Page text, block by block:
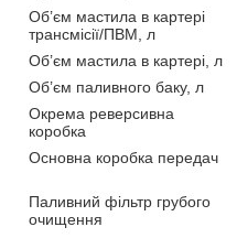
Об’єм мастила в картері
трансмісії/ПВМ, л
Об’єм мастила в картері, л
Об’єм паливного баку, л
Окрема реверсивна
коробка
Основна коробка передач
Паливний фільтр грубого
очищення